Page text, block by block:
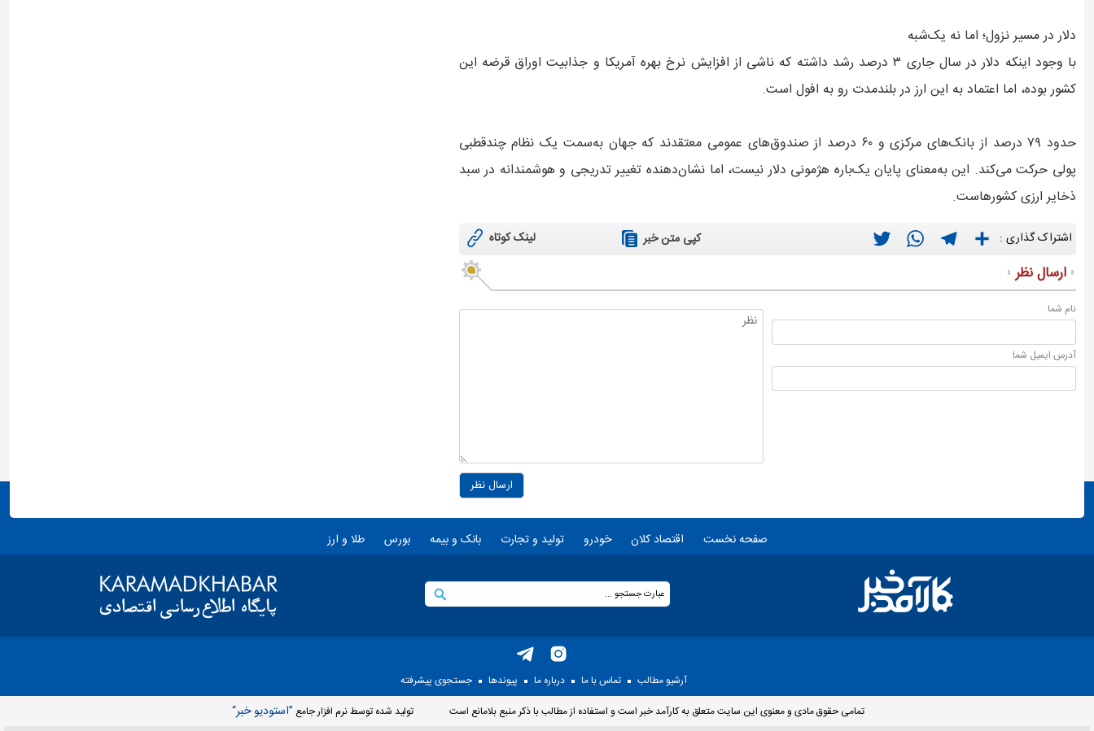
دلار در مسیر نزول؛ اما نه یک‌شبه
با وجود اینکه دلار در سال جاری ۳ درصد رشد داشته که ناشی از افزایش نرخ بهره آمریکا و جذابیت اوراق قرضه این
کشور بوده، اما اعتماد به این ارز در بلندمدت رو به افول است.
حدود ۷۹ درصد از بانک‌های مرکزی و ۶۰ درصد از صندوق‌های عمومی معتقدند که جهان به‌سمت یک نظام چندقطبی
پولی حرکت می‌کند. این به‌معنای پایان یک‌باره هژمونی دلار نیست، اما نشان‌دهنده تغییر تدریجی و هوشمندانه در سبد
ذخایر ارزی کشورهاست.
اشتراک گذاری : Twitter
WhatsAppTelegram Share کپی متن خبر لینک کوتاه
ارسال نظر
نام شما
آدرس ايميل شما
ارسال نظر
صفحه نخست اقتصاد کلان خودرو تولید و تجارت بانک و بیمه بورس طلا و ارز
آرشیو مطالب تماس با ما درباره ما پيوندها
جستجوی پيشرفته
تمامی حقوق مادی و معنوی این سایت متعلق به کارآمد خبر است و استفاده از مطالب با ذکر منبع بلامانع است
توليد شده توسط نرم افزار جامع ”استوديو خبر“